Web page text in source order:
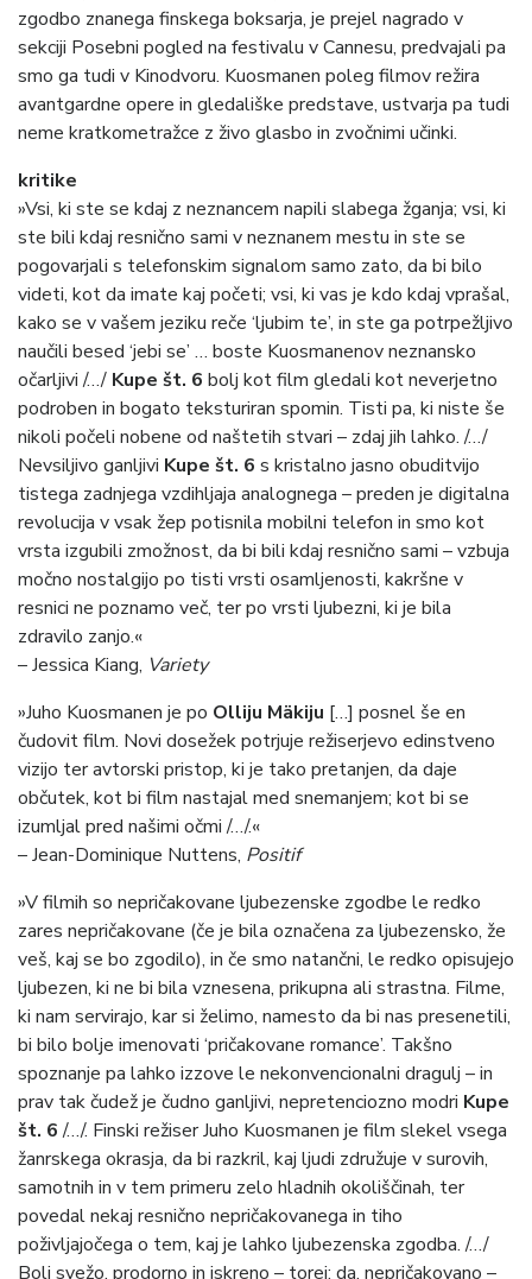
zgodbo znanega finskega boksarja, je prejel nagrado v
sekciji Posebni pogled na festivalu v Cannesu, predvajali pa
smo ga tudi v Kinodvoru. Kuosmanen poleg filmov režira
avantgardne opere in gledališke predstave, ustvarja pa tudi
neme kratkometražce z živo glasbo in zvočnimi učinki.
kritike
»Vsi, ki ste se kdaj z neznancem napili slabega žganja; vsi, ki
ste bili kdaj resnično sami v neznanem mestu in ste se
pogovarjali s telefonskim signalom samo zato, da bi bilo
videti, kot da imate kaj početi; vsi, ki vas je kdo kdaj vprašal,
kako se v vašem jeziku reče ‘ljubim te’, in ste ga potrpežljivo
naučili besed ‘jebi se’ … boste Kuosmanenov neznansko
očarljivi /…/ Kupe št. 6 bolj kot film gledali kot neverjetno
podroben in bogato teksturiran spomin. Tisti pa, ki niste še
nikoli počeli nobene od naštetih stvari – zdaj jih lahko. /…/
Nevsiljivo ganljivi Kupe št. 6 s kristalno jasno obuditvijo
tistega zadnjega vzdihljaja analognega – preden je digitalna
revolucija v vsak žep potisnila mobilni telefon in smo kot
vrsta izgubili zmožnost, da bi bili kdaj resnično sami – vzbuja
močno nostalgijo po tisti vrsti osamljenosti, kakršne v
resnici ne poznamo več, ter po vrsti ljubezni, ki je bila
zdravilo zanjo.«
– Jessica Kiang, Variety
»Juho Kuosmanen je po Olliju Mäkiju […] posnel še en
čudovit film. Novi dosežek potrjuje režiserjevo edinstveno
vizijo ter avtorski pristop, ki je tako pretanjen, da daje
občutek, kot bi film nastajal med snemanjem; kot bi se
izumljal pred našimi očmi /…/.«
– Jean-Dominique Nuttens, Positif
»V filmih so nepričakovane ljubezenske zgodbe le redko
zares nepričakovane (če je bila označena za ljubezensko, že
veš, kaj se bo zgodilo), in če smo natančni, le redko opisujejo
ljubezen, ki ne bi bila vznesena, prikupna ali strastna. Filme,
ki nam servirajo, kar si želimo, namesto da bi nas presenetili,
bi bilo bolje imenovati ‘pričakovane romance’. Takšno
spoznanje pa lahko izzove le nekonvencionalni dragulj – in
prav tak čudež je čudno ganljivi, nepretenciozno modri Kupe
št. 6/…/. Finski režiser Juho Kuosmanen je film slekel vsega
žanrskega okrasja, da bi razkril, kaj ljudi združuje v surovih,
samotnih in v tem primeru zelo hladnih okoliščinah, ter
povedal nekaj resnično nepričakovanega in tiho
poživljajočega o tem, kaj je lahko ljubezenska zgodba. /…/
Bolj svežo, prodorno in iskreno – torej: da, nepričakovano –